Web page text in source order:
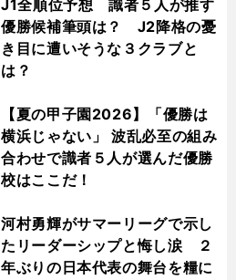
J1全順位予想 識者５人が推す
優勝候補筆頭は？ J2降格の憂
き目に遭いそうな３クラブと
は？
【夏の甲子園2026】「優勝は
横浜じゃない」 波乱必至の組み
合わせで識者５人が選んだ優勝
校はここだ！
河村勇輝がサマーリーグで示し
たリーダーシップと悔し涙 ２
年ぶりの日本代表の舞台を糧に